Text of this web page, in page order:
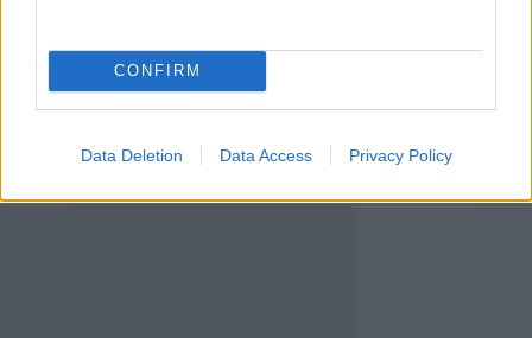
CONFIRM
Data Deletion Data Access Privacy Policy
Techgear.gr στο Google
News
για να
ενημερώνεστε άμεσα
για όλα τα νέα άρθρα!